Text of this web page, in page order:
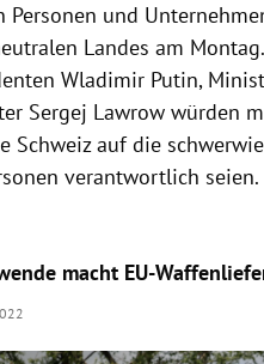
Personen und
Landes am
Wladimir Putin,
Sergej Lawrow würden
Schweiz auf die
verantwortlich seien.
macht EU-